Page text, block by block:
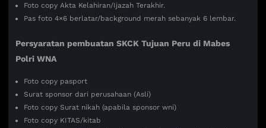
Foto copy Akta Kelahiran/Ijazah Terakhir.
Pas foto 4×6 berlatar/background merah sebanyak 6 lembar.
Persyaratan pembuatan SKCK Tujuan Peru di Mabes
Polri WNA
Foto copy pasport
Surat sponsor dari perusahaan (Asli)
Foto copy Surat nikah (apabila sponsor wni)
Foto copy KITAS/kitab